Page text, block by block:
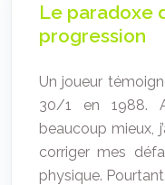
Le paradoxe
progression
Un joueur
30/1 en 1988.
beaucoup mieux,
corriger mes
physique.